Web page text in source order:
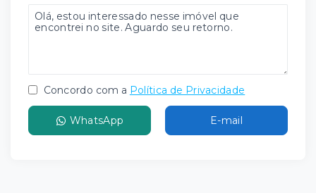
Concordo com a Política de Privacidade
WhatsApp E-mail